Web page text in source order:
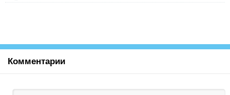
Комментарии